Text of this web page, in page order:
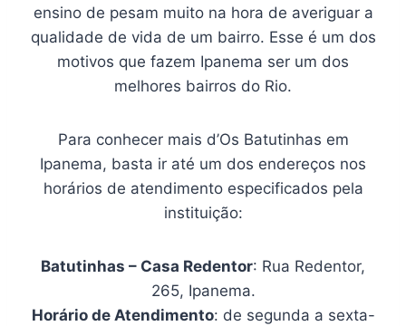
ensino de pesam muito na hora de averiguar a
qualidade de vida de um bairro. Esse é um dos
motivos que fazem Ipanema ser um dos
melhores bairros do Rio.
Para conhecer mais d’Os Batutinhas em
Ipanema, basta ir até um dos endereços nos
horários de atendimento especificados pela
instituição:
Batutinhas – Casa Redentor: Rua Redentor,
265, Ipanema.
Horário de Atendimento: de segunda a sexta-